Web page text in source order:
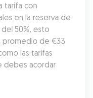
tarifa con
en la reserva de
50%, esto
promedio de €33
las tarifas
debes acordar